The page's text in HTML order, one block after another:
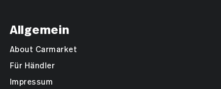
Allgemein
About Carmarket
Für Händler
Impressum